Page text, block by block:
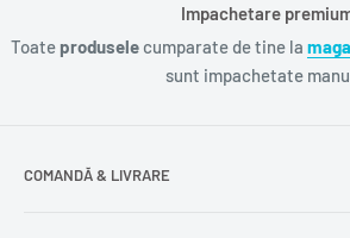
Impachetare
Toate produsele cumparate de tine la
sunt impachetate
COMANDĂ & LIVRARE